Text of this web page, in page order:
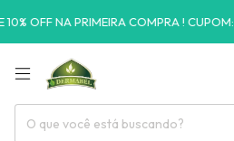
PRIMEIRA COMPRA ! CUPOM: DERMA10